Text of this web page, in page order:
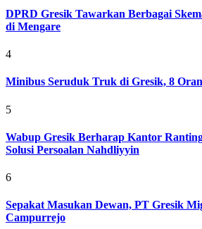
DPRD Gresik Tawarkan Berbagai
di Mengare
4
Minibus Seruduk Truk di Gresik, 8
5
Wabup Gresik Berharap Kantor
Solusi Persoalan Nahdliyyin
6
Sepakat Masukan Dewan, PT Gresik
Campurrejo